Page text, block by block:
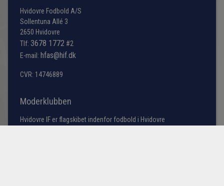
Hvidovre Fodbold A/S
Sollentuna Allé 3
2650 Hvidovre
Tlf: 3678 1772 #2
E-mail: hfas@hif.dk
CVR: 14746889
Moderklubben
Hvidovre IF er flagskibet indenfor fodbold i Hvidovre